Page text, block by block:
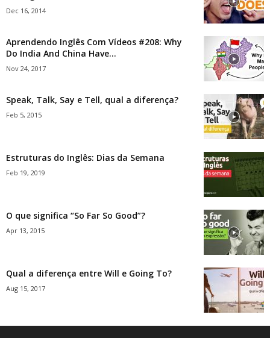
Dec 16, 2014
Aprendendo Inglês Com Vídeos #208: Why
Do India And China Have...
Nov 24, 2017
Speak, Talk, Say e Tell, qual a diferença?
Feb 5, 2015
Estruturas do Inglês: Dias da Semana
Feb 19, 2019
O que significa “So Far So Good”?
Apr 13, 2015
Qual a diferença entre Will e Going To?
Aug 15, 2017